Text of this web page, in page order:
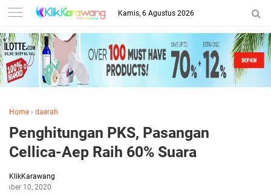
Kamis, 6 Agustus 2026
Home › daerah
Penghitungan PKS, Pasangan
Cellica-Aep Raih 60% Suara
KlikKarawang
10, 2020